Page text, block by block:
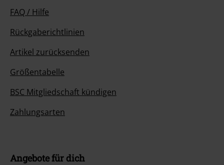
FAQ / Hilfe
Rückgaberichtlinien
Artikel zurücksenden
Größentabelle
BSC Mitgliedschaft kündigen
Zahlungsarten
Angebote für dich